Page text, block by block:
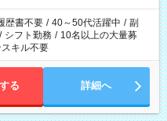
歴書不要 / 40～50代活躍中 / 副
/ シフト勤務 / 10名以上の大量募
キル不要
る 詳細へ